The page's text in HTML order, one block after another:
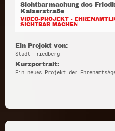
Sichtbarmachung des
Kaiserstraße
VIDEO-PROJEKT -
SICHTBAR MACHEN
Ein Projekt von:
Stadt Friedberg
Kurzportrait:
Ein neues Projekt der